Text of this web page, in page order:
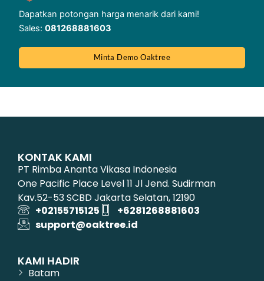
Dapatkan potongan harga menarik dari kami!
Sales: 081268881603
Minta Demo Oaktree
KONTAK KAMI
PT Rimba Ananta Vikasa Indonesia
One Pacific Place Level 11 Jl Jend. Sudirman
Kav.52-53 SCBD Jakarta Selatan, 12190
+02155715125
+6281268881603
support@oaktree.id
KAMI HADIR
Batam